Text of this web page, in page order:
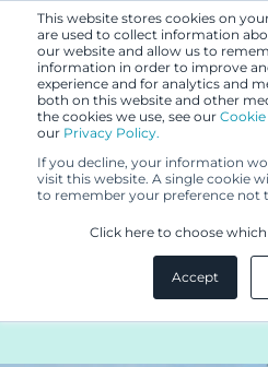
This website stores cookies on
are used to collect information
our website and allow us to
information in order to improve
experience and for analytics and
both on this website and other
the cookies we use, see our
our Privacy Policy.
If you decline, your information
visit this website. A single cookie
to remember your preference not
Click here to choose
Accept
ASIAKASTARINA
18.9.2024
Lentola
ovat niin hyvissä
vain voivat olla"